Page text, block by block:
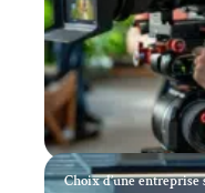
Choix d’une